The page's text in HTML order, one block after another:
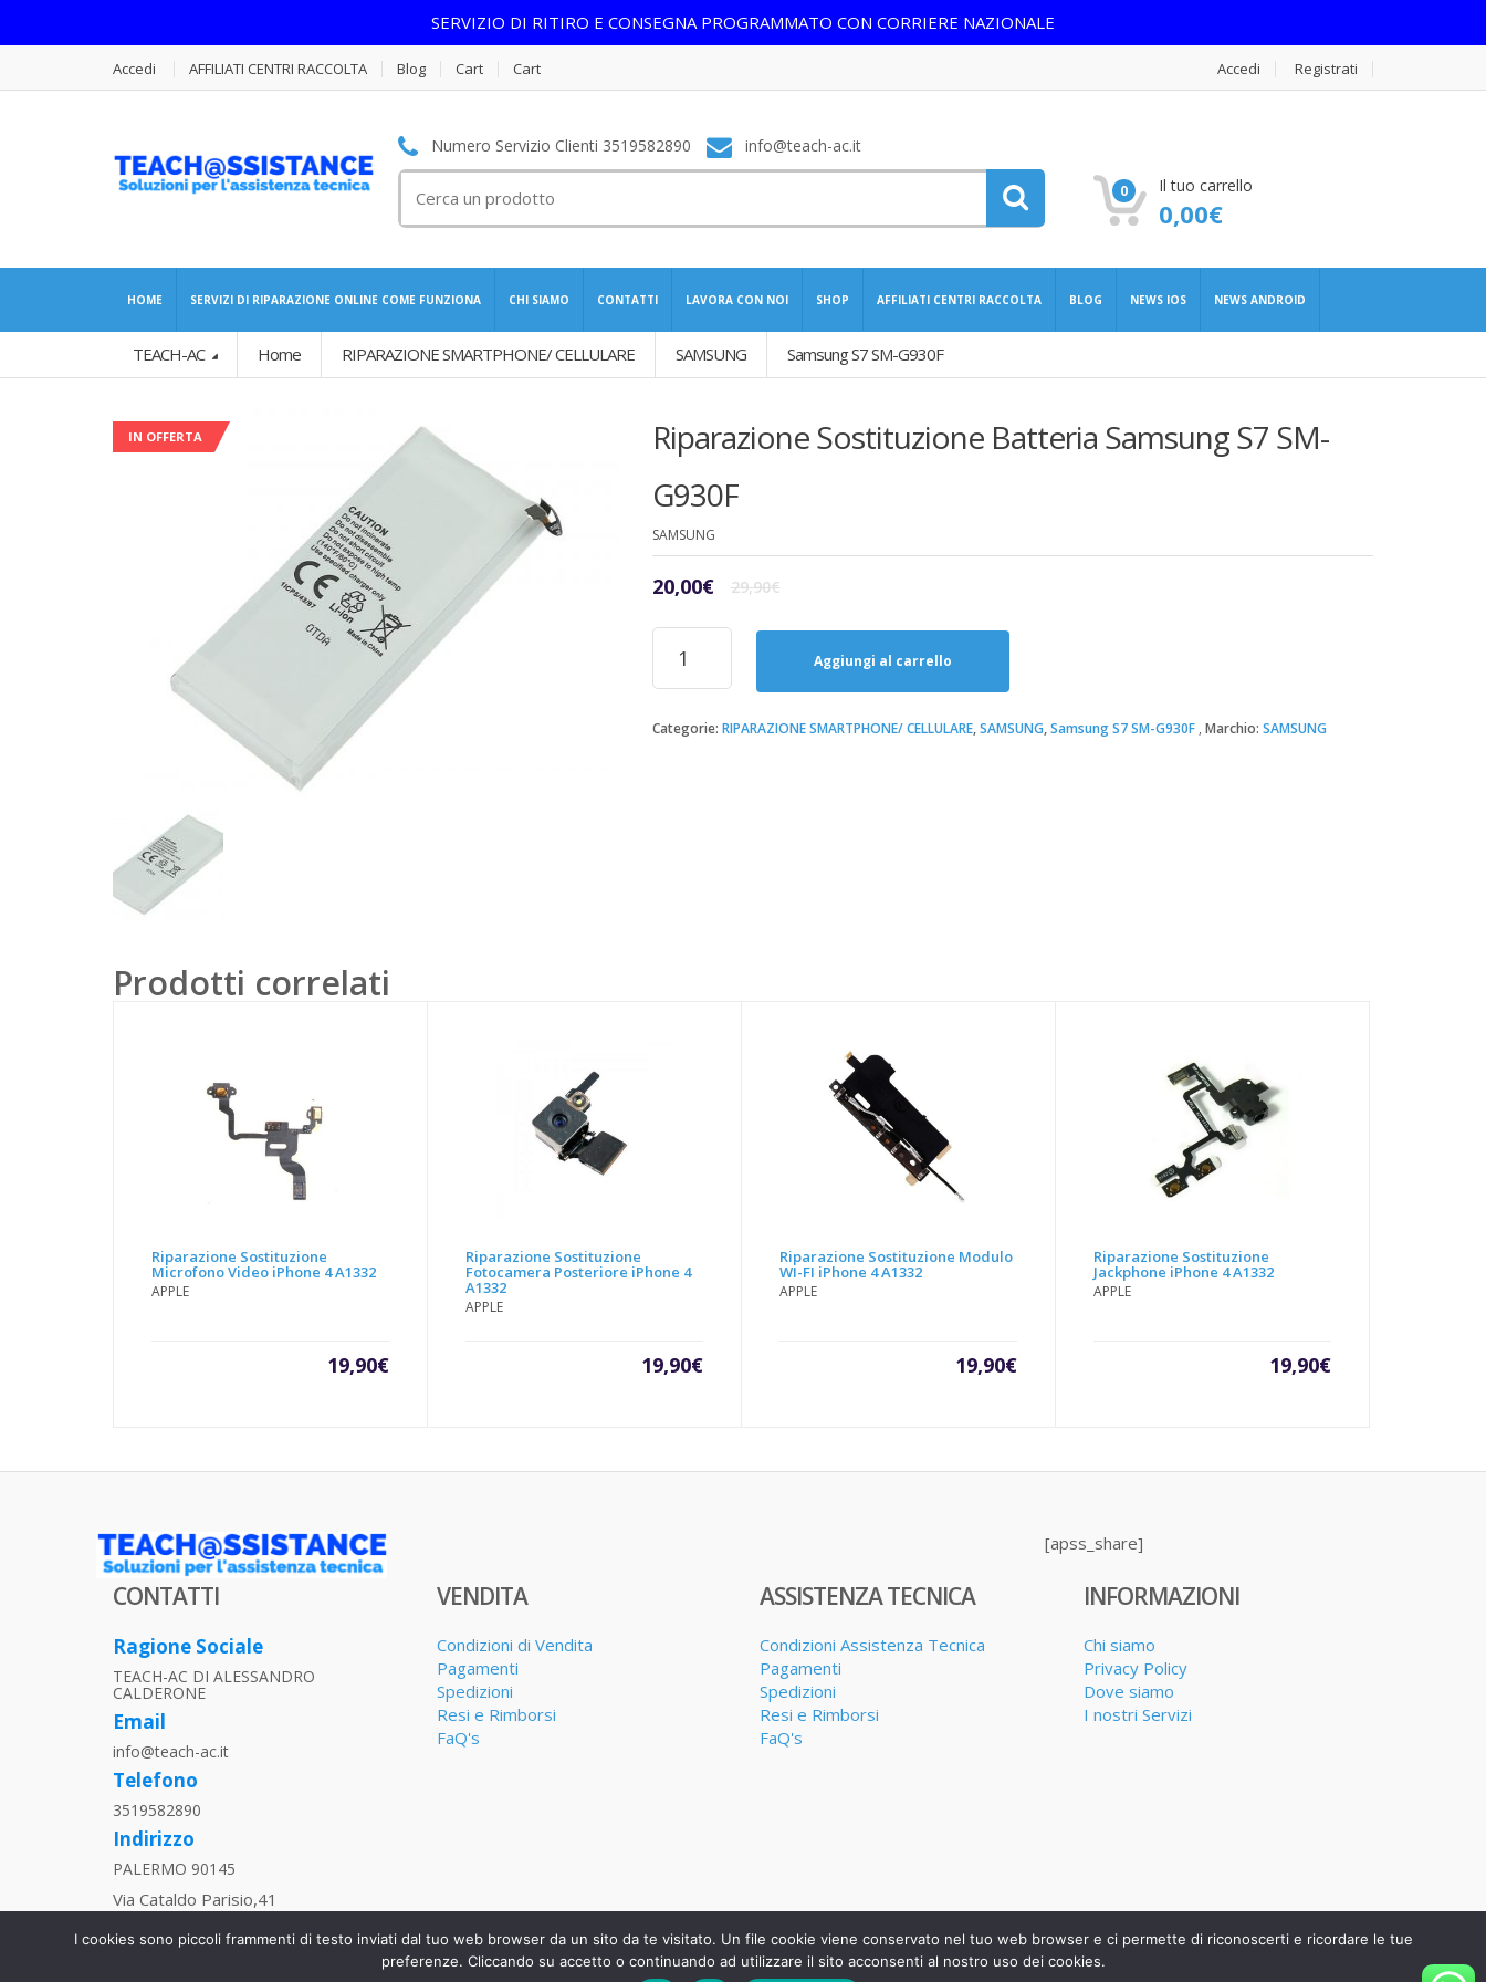
SERVIZIO DI RITIRO E CONSEGNA PROGRAMMATO CON CORRIERE NAZIONALE
Accedi AFFILIATI CENTRI RACCOLTA Blog Cart Cart Accedi Registrati
Numero Servizio Clienti 3519582890 info@teach-ac.it
per:
0 Il tuo carrello
0,00€
HOME SERVIZI DI RIPARAZIONE ONLINE COME FUNZIONA CHI SIAMO CONTATTI LAVORA CON NOI SHOP AFFILIATI CENTRI RACCOLTA BLOG NEWS IOS NEWS ANDROID
TEACH-AC Home RIPARAZIONE SMARTPHONE/ CELLULARE SAMSUNG Samsung S7 SM-G930F
IN OFFERTA
Riparazione Sostituzione Batteria Samsung S7 SM-
G930F
SAMSUNG
29,90€Il
originale
29,90€.
20,00€
Il
attuale
20,00€.
Riparazione
Sostituzione
Batteria
S7
Aggiungi al carrello
Categorie: RIPARAZIONE SMARTPHONE/ CELLULARE,SAMSUNG,Samsung S7 SM-G930F Marchio: SAMSUNG
Prodotti correlati
Riparazione Sostituzione
Microfono Video iPhone 4 A1332
APPLE
19,90€
Riparazione Sostituzione
Fotocamera Posteriore iPhone 4
A1332
APPLE
19,90€
Riparazione Sostituzione Modulo
WI-FI iPhone 4 A1332
APPLE
19,90€
Riparazione Sostituzione
Jackphone iPhone 4 A1332
APPLE
19,90€
[apss_share]
CONTATTI
Ragione Sociale
TEACH-AC DI ALESSANDRO
CALDERONE
Email
info@teach-ac.it
Telefono
3519582890
Indirizzo
PALERMO 90145
Via Cataldo Parisio,41
P.IVA
06013270829
VENDITA
Condizioni di Vendita
Pagamenti
Spedizioni
Resi e Rimborsi
FaQ's
ASSISTENZA TECNICA
Condizioni Assistenza Tecnica
Pagamenti
Spedizioni
Resi e Rimborsi
FaQ's
INFORMAZIONI
Chi siamo
Privacy Policy
Dove siamo
I nostri Servizi
I cookies sono piccoli frammenti di testo inviati dal tuo web browser da un sito da te visitato. Un file cookie viene conservato nel tuo web browser e ci permette di riconoscerti e ricordare le tue
preferenze. Cliccando su accetto o continuando ad utilizzare il sito acconsenti al nostro uso dei cookies.